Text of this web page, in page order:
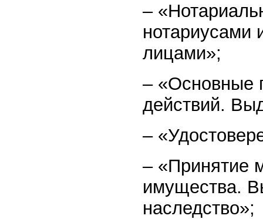
–
нотариусами
лицами»;
– «Основные
действий.
–
– «Принятие
имущества.
наследство»;